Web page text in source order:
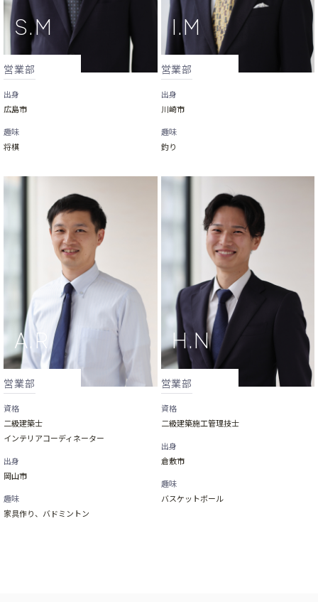
営業部
出身
広島市
趣味
将棋
営業部
出身
川崎市
趣味
釣り
営業部
資格
二級建築士
インテリアコーディネーター
出身
岡山市
趣味
家具作り、バドミントン
営業部
資格
二級建築施工管理技士
出身
倉敷市
趣味
バスケットボール